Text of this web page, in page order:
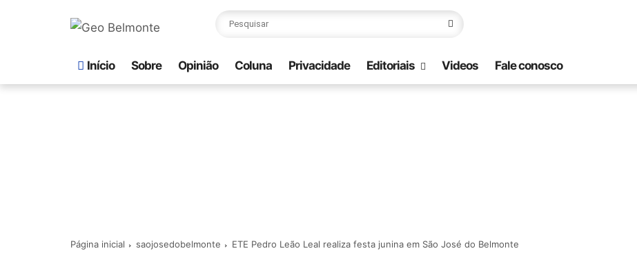
Início Sobre Opinião Coluna Privacidade Editoriais Videos Fale conosco
Página inicial saojosedobelmonte ETE Pedro Leão Leal realiza festa junina em São José do Belmonte